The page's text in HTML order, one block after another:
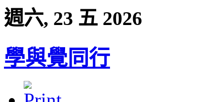
週六, 23 五 2026
學與覺同行